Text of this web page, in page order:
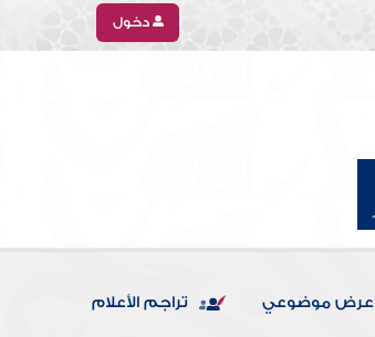
دخول
عرض موضوعي تراجم الأعلام